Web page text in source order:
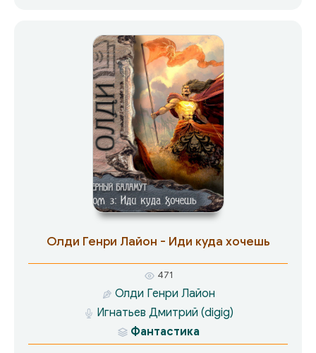
сюрпризов. Любовь и война, мудрость и
предательство… Вторая книга космической
сюиты вновь открывает нам галактические
просторы Ойкумены, уже известные читателю
по приключениям Лючано Борготты,
директора театра «Вертеп»…
Олди Генри Лайон - Иди куда хочешь
471
Олди Генри Лайон
Игнатьев Дмитрий (digig)
Фантастика